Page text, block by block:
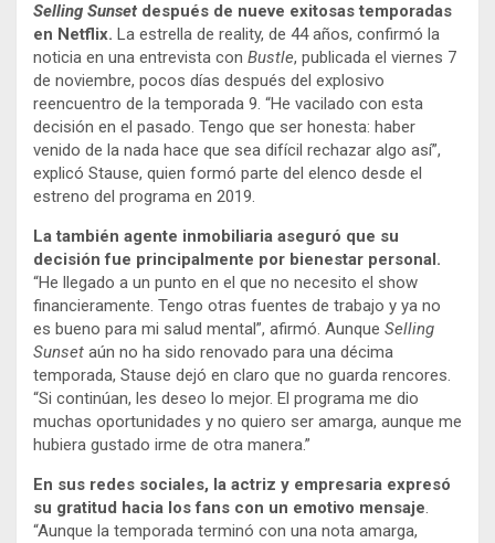
Selling Sunset después de nueve exitosas temporadas
en Netflix. La estrella de reality, de 44 años, confirmó la
noticia en una entrevista con Bustle, publicada el viernes 7
de noviembre, pocos días después del explosivo
reencuentro de la temporada 9. “He vacilado con esta
decisión en el pasado. Tengo que ser honesta: haber
venido de la nada hace que sea difícil rechazar algo así”,
explicó Stause, quien formó parte del elenco desde el
estreno del programa en 2019.
La también agente inmobiliaria aseguró que su
decisión fue principalmente por bienestar personal.
“He llegado a un punto en el que no necesito el show
financieramente. Tengo otras fuentes de trabajo y ya no
es bueno para mi salud mental”, afirmó. Aunque Selling
Sunset aún no ha sido renovado para una décima
temporada, Stause dejó en claro que no guarda rencores.
“Si continúan, les deseo lo mejor. El programa me dio
muchas oportunidades y no quiero ser amarga, aunque me
hubiera gustado irme de otra manera.”
En sus redes sociales, la actriz y empresaria expresó
su gratitud hacia los fans con un emotivo mensaje.
“Aunque la temporada terminó con una nota amarga,